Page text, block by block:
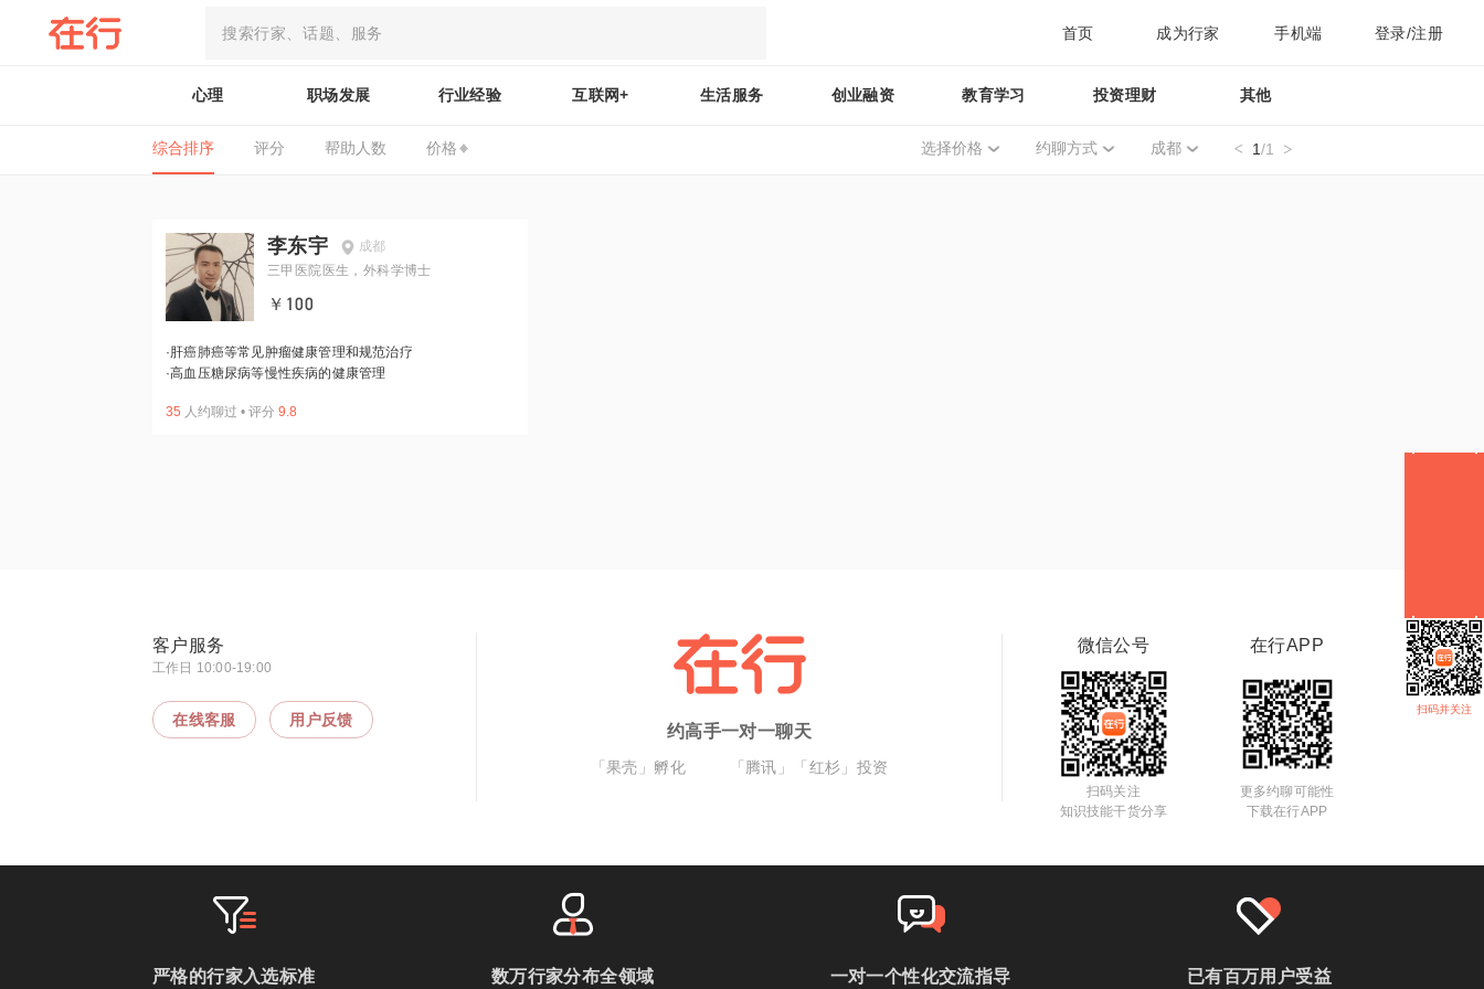
首页 成为行家 手机端 登录/注册
心理 职场发展 行业经验 互联网+ 生活服务 创业融资 教育学习 投资理财 其他
综合排序 评分 帮助人数 价格 选择价格 约聊方式 成都 1/1
李东宇
成都
三甲医院医生，外科学博士
￥100
·肝癌肺癌等常见肿瘤健康管理和规范治疗
·高血压糖尿病等慢性疾病的健康管理
35 人约聊过 • 评分 9.8
扫码并关注
客户服务
工作日 10:00-19:00
在线客服 用户反馈
约高手一对一聊天
「果壳」孵化 「腾讯」「红杉」投资
微信公号
扫码关注
知识技能干货分享
在行APP
更多约聊可能性
下载在行APP
严格的行家入选标准 数万行家分布全领域 一对一个性化交流指导 已有百万用户受益